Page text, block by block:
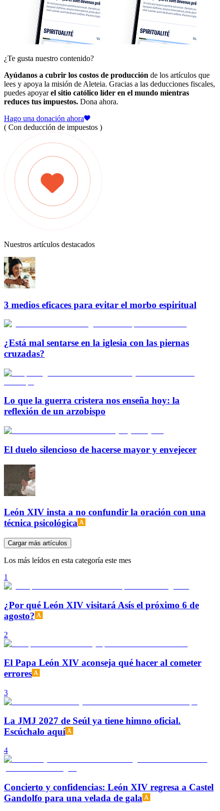
¿Te gusta nuestro contenido?
Ayúdanos a cubrir los costos de producción de los artículos que
lees y apoya la misión de Aleteia. Gracias a las deducciones fiscales,
puedes apoyarel sitio católico líder en el mundo mientras
reduces tus impuestos. Dona ahora.
Hago una donación ahora
( Con deducción de impuestos )
Nuestros artículos destacados
3 medios eficaces para evitar el morbo espiritual
¿Está mal sentarse en la iglesia con las piernas
cruzadas?
Lo que la guerra cristera nos enseña hoy: la
reflexión de un arzobispo
El duelo silencioso de hacerse mayor y envejecer
León XIV insta a no confundir la oración con una
técnica psicológica
Cargar más artículos
Los más leídos en esta categoría este mes
1
¿Por qué León XIV visitará Asís el próximo 6 de
agosto?
2
El Papa León XIV aconseja qué hacer al cometer
errores
3
La JMJ 2027 de Seúl ya tiene himno oficial.
Escúchalo aquí
4
Concierto y confidencias: León XIV regresa a Castel
Gandolfo para una velada de gala